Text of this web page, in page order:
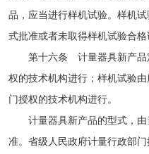
品，应当进行样机试验。样机
式批准或者未取得样机试验合格
第十六条 计量器具新产品
权的技术机构进行；样机试验
门授权的技术机构进行。
计量器具新产品的型式，由
准。省级人民政府计量行政部